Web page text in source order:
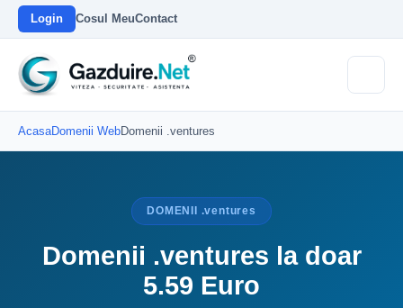
Login Cosul MeuContact
AcasaDomenii WebDomenii .ventures
DOMENII .ventures
Domenii .ventures la doar
5.59 Euro